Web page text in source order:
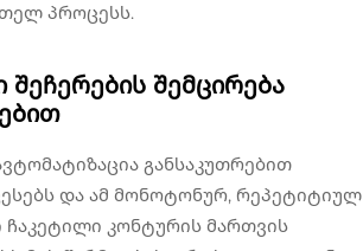
პროცესს.
შემცირება
განსაკუთრებით
და ამ მონოტონურ, რეპეტიტიულ
ჩაკეტილი კონტურის მართვის